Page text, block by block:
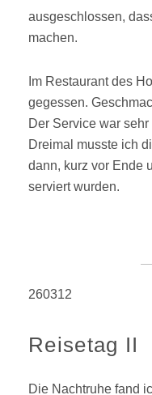
ausgeschlossen,
machen.
Im Restaurant des
gegessen.
Der Service war
Dreimal musste ich
dann, kurz vor Ende
serviert wurden.
260312
Reisetag II
Die Nachtruhe fand